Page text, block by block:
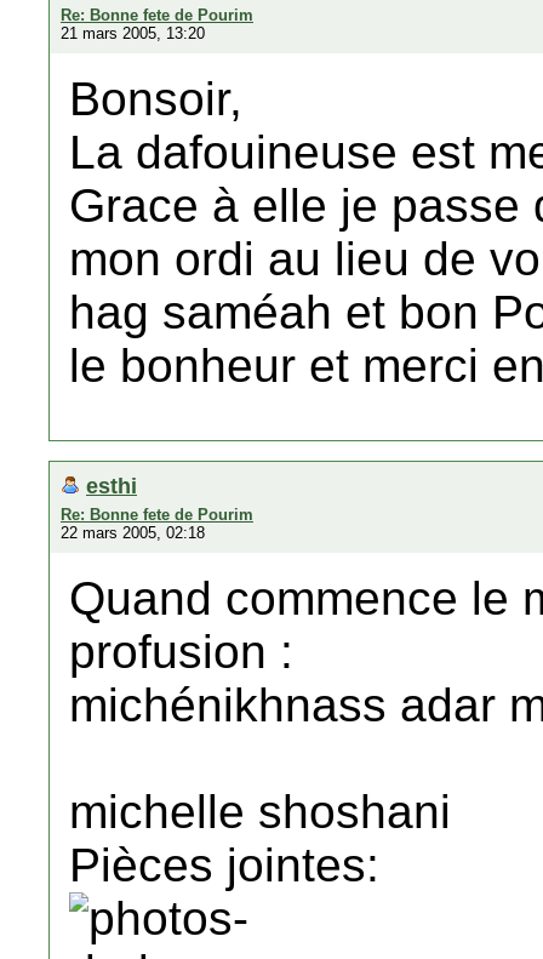
Re: Bonne fete de Pourim
21 mars 2005, 13:20
Bonsoir,
La dafouineuse est
Grace à elle je passe
mon ordi au lieu de
hag saméah et bon
le bonheur et merci
esthi
Re: Bonne fete de Pourim
22 mars 2005, 02:18
Quand commence le
profusion :
michénikhnass adar
michelle shoshani
Pièces jointes: